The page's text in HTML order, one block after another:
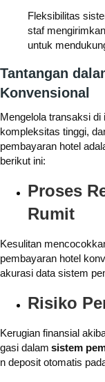
Fleksibilitas
staf
untuk
Tantangan
Konvensional
Mengelola transaksi di
kompleksitas tinggi,
pembayaran hotel
berikut ini:
Proses
Rumit
Kesulitan
pembayaran hotel
akurasi data sistem
Risiko
Kerugian finansial
gasi dalam sistem
n deposit otomatis